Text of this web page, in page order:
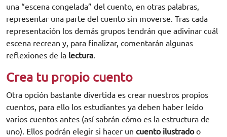
una “escena congelada” del cuento, en otras palabras,
representar una parte del cuento sin moverse. Tras cada
representación los demás grupos tendrán que adivinar cuál
escena recrean y, para finalizar, comentarán algunas
reflexiones de la lectura.
Crea tu propio cuento
Otra opción bastante divertida es crear nuestros propios
cuentos, para ello los estudiantes ya deben haber leído
varios cuentos antes (así sabrán cómo es la estructura de
uno). Ellos podrán elegir si hacer un cuento ilustradoo